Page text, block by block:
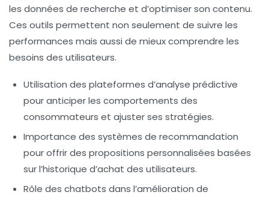
les données de recherche et d’optimiser son contenu.
Ces outils permettent non seulement de suivre les
performances mais aussi de mieux comprendre les
besoins des utilisateurs.
Utilisation des plateformes d’analyse prédictive
pour anticiper les comportements des
consommateurs et ajuster ses stratégies.
Importance des systèmes de recommandation
pour offrir des propositions personnalisées basées
sur l’historique d’achat des utilisateurs.
Rôle des chatbots dans l’amélioration de